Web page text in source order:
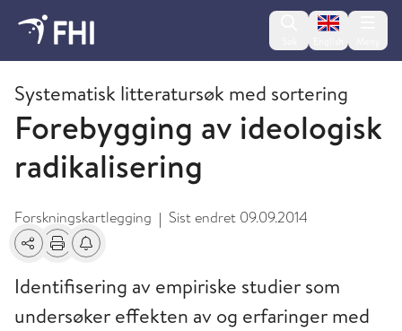
Change
2014 - publikasjoner fra FHI
Systematisk litteratursøk med sortering
Forebygging av ideologisk
radikalisering
Forskningskartlegging | Sist endret 09.09.2014
Del Skriv utFå varsel om endringer
Identifisering av empiriske studier som
undersøker effekten av og erfaringer med